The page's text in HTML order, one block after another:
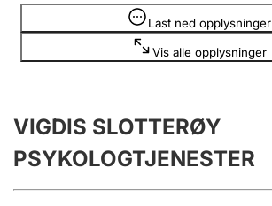
Registrere, endre, slette
Årsregnskap
Innsending og forsinkelsesgebyr
Last ned opplysninger
Vis alle opplysninger
Opplysninger er skjult
VIGDIS SLOTTERØY
PSYKOLOGTJENESTER